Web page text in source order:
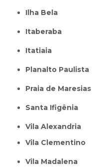
Ilha Bela
Itaberaba
itatiaia
Planalto Paulista
Praia de Maresias
Santa Ifigênia
Vila Alexandria
Vila Clementino
Vila Madalena